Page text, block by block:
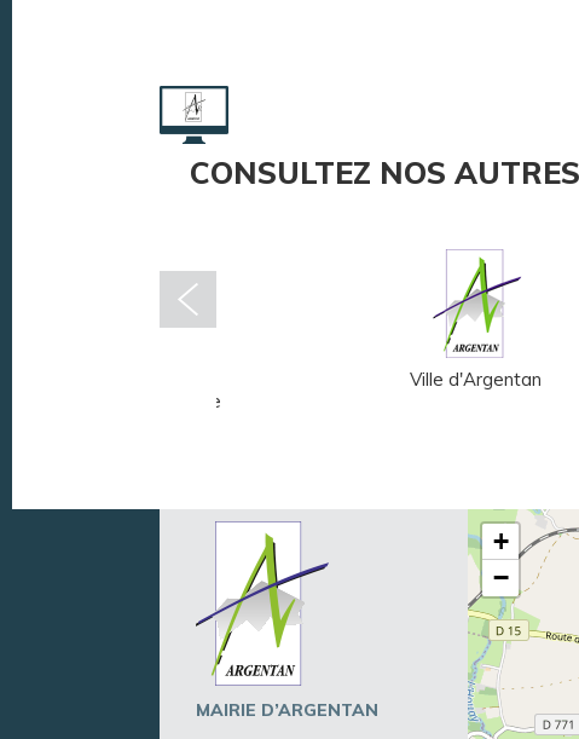
CONSULTEZ NOS
Léger - André Mare
Ville d'Argentan
MAIRIE D’ARGENTAN
+
−